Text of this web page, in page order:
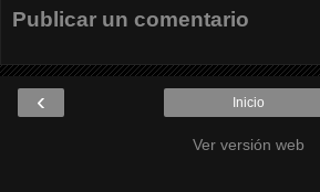
Publicar un comentario
‹ Inicio
Ver versión web